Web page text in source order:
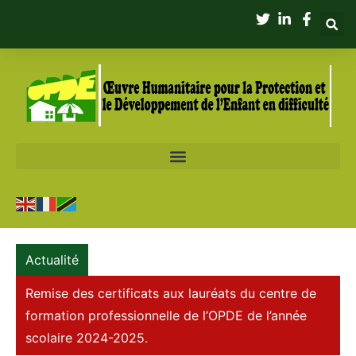
Actualité
Remise des certificats aux lauréats du centre de
formation professionnelle de l’OPDE de l’année
scolaire 2024-2025.
VISITE DE Mr KARSTEN TIMMER, DIRECTEUR DE
LA FONDATION ARCANUM, A L’OPDE